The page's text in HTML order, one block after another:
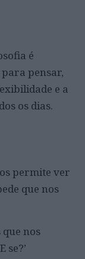
é
pensar,
e a
os dias.
permite ver
que nos
nos
se?’